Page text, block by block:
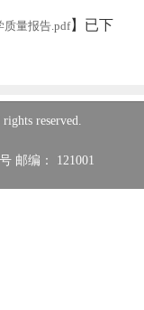
质量报告.pdf】已下
reserved.
邮编： 121001